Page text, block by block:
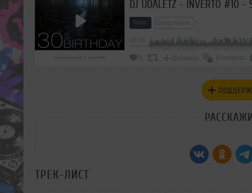
DJ UDALETZ - INVERTO
Микс Deep House
5 Добавить В очередь
ТРЕК-ЛИСТ